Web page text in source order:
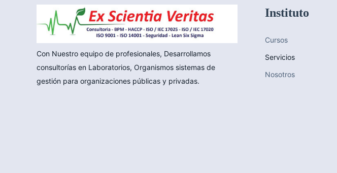
Con Nuestro equipo de profesionales, Desarrollamos
consultorías en Laboratorios, Organismos sistemas de
gestión para organizaciones públicas y privadas.
Instituto
Cursos
Servicios
Nosotros